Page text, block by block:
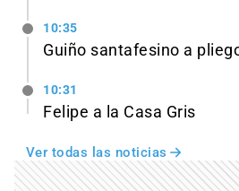
10:35
Guiño santafesino a
10:31
Felipe a la Casa Gris
Ver todas las noticias